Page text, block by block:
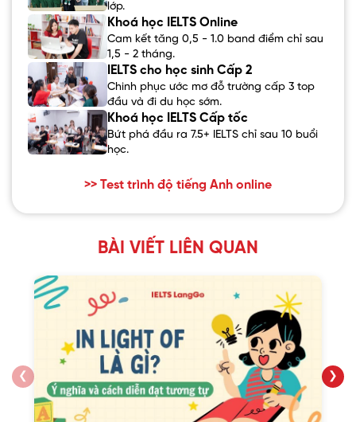
lớp.
Khoá học IELTS Online
Cam kết tăng 0,5 - 1.0 band điểm chỉ sau
1,5 - 2 tháng.
IELTS cho học sinh Cấp 2
Chinh phục ước mơ đỗ trường cấp 3 top
đầu và đi du học sớm.
Khoá học IELTS Cấp tốc
Bứt phá đầu ra 7.5+ IELTS chỉ sau 10 buổi
học.
>> Test trình độ tiếng Anh online
BÀI VIẾT LIÊN QUAN
❮ ❯